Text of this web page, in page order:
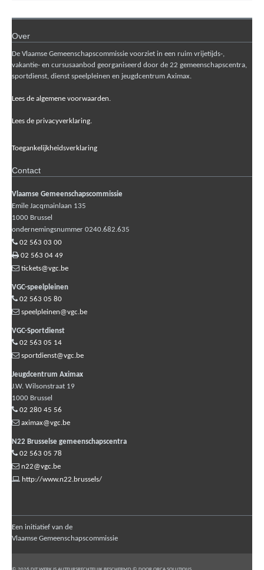
Over
De Vlaamse Gemeenschapscommissie voorziet in een ruim vrijetijds-,
vakantie- en cursusaanbod georganiseerd door de 22 gemeenschapscentra,
sportdienst, dienst speelpleinen en jeugdcentrum Aximax.
Lees de algemene voorwaarden.
Lees de privacyverklaring.
Toegankelijkheidsverklaring
Contact
Vlaamse Gemeenschapscommissie
Emile Jacqmainlaan 135
1000 Brussel
ondernemingsnummer 0240.682.635
02 563 03 00
02 563 04 49
tickets@vgc.be
VGC-speelpleinen
02 563 05 80
speelpleinen@vgc.be
VGC-Sportdienst
02 563 05 14
sportdienst@vgc.be
Jeugdcentrum Aximax
J.W. Wilsonstraat 19
1000 Brussel
02 280 45 56
aximax@vgc.be
N22 Brusselse gemeenschapscentra
02 563 05 78
n22@vgc.be
http://www.n22.brussels/
Een initiatief van de
Vlaamse Gemeenschapscommissie